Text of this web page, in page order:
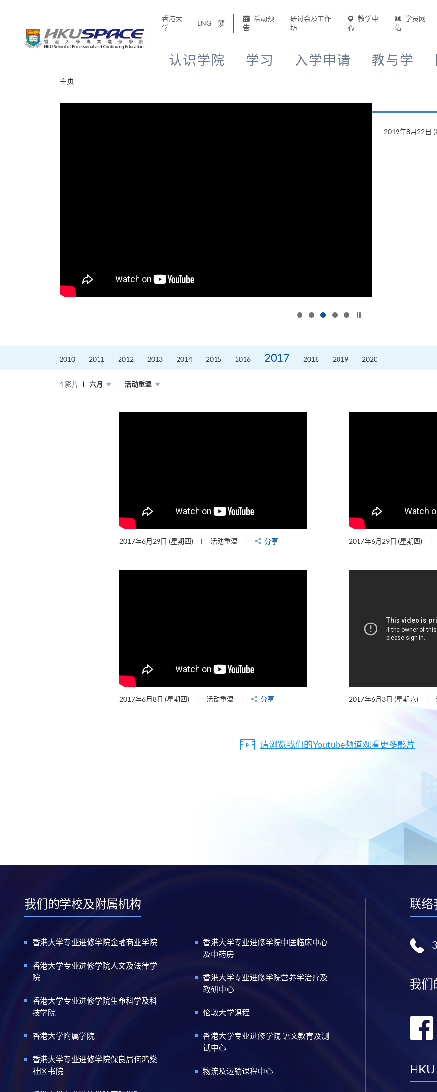
香港大
学
ENG 繁
活动预
告
研讨会及工作
坊
教学中
心
学员网
站
认识学院 学习 入学申请 教与学
主页
2019年8月22日 (
2010 2011 2012 2013 2014 2015 2016 2017 2018 2019 2020
4 影片 六月 活动重温
2017年6月29日 (星期四) 活动重温 分享 2017年6月29日 (星期四)
2017年6月8日 (星期四) 活动重温 分享 2017年6月3日 (星期六)
请浏览我们的Youtube频道观看更多影片
我们的学校及附属机构
香港大学专业进修学院金融商业学院
香港大学专业进修学院人文及法律学
院
香港大学专业进修学院生命科学及科
技学院
香港大学附属学院
香港大学专业进修学院保良局何鸿燊
社区书院
香港大学专业进修学院中医临床中心
及中药房
香港大学专业进修学院营养学治疗及
教研中心
伦敦大学课程
香港大学专业进修学院 语文教育及测
试中心
物流及运输课程中心
联络
我们
HKU